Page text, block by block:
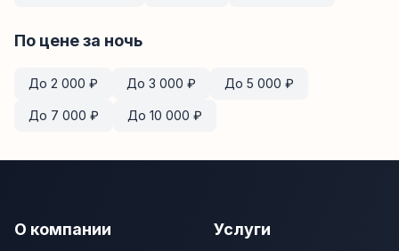
По цене за ночь
До 2 000 ₽ До 3 000 ₽ До 5 000 ₽
До 7 000 ₽ До 10 000 ₽
О компании Услуги